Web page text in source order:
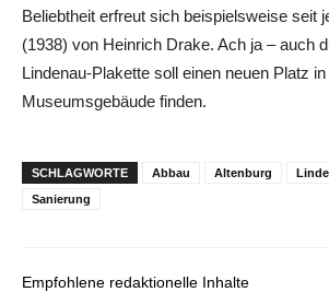
Beliebtheit erfreut sich beispielsweise seit
(1938) von Heinrich Drake. Ach ja – auch
Lindenau-Plakette soll einen neuen Platz
Museumsgebäude finden.
SCHLAGWORTE Abbau Altenburg
Sanierung
Empfohlene redaktionelle Inhalte